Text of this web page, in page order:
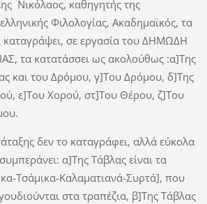
Νικόλαος, καθηγητής της
Φιλολογίας, Ακαδημαϊκός, τα
καταγράψει, σε εργασία του ΔΗΜΩΔΗ
τα κατατάσσει ως ακολούθως :α]Της
και του Δρόμου, γ]Του Δρόμου, δ]Της
ε]Του Χορού, στ]Του Θέρου, ζ]Του
δεν το καταγράφει, αλλά εύκολα
α]Της Τάβλας είναι τα
Τσάμικα-Καλαματιανά-Συρτά], που
στα τραπέζια, β]Της Τάβλας